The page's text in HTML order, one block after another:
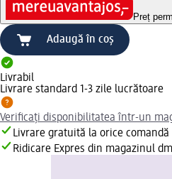
Preț
Adaugă în coș
Livrabil
Livrare standard 1-3 zile lucrătoare
Verificați disponibilitatea într-un
Livrare gratuită la orice
Ridicare Expres din magazinul